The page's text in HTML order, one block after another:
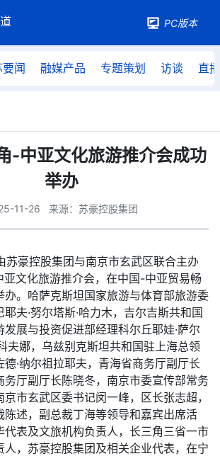
PC版本
闻 融媒产品 专题策划 访谈 直播
-中亚文化旅游推介会成功
举办
11-26 来源：苏豪控股集团
豪控股集团与南京市玄武区联合主办
文化旅游推介会，在中国-中亚贸易畅
办。哈萨克斯坦国家旅游与体育部旅游委
夫·努尔塔斯·哈力木，吉尔吉斯共和国
展与投资促进部经理科尔丘耶娃·萨尔
夫娜，乌兹别克斯坦共和国驻上海总领
·纳尔祖拉耶夫，青海省商务厅副厅长
务厅副厅长陈晓冬，南京市委宣传部常务
市玄武区委书记闵一峰，区长张志超，
陈述，副总裁丁海等领导和嘉宾出席活
代表及文旅机构负责人，长三角三省一市
人，苏豪控股集团及相关企业代表，在宁